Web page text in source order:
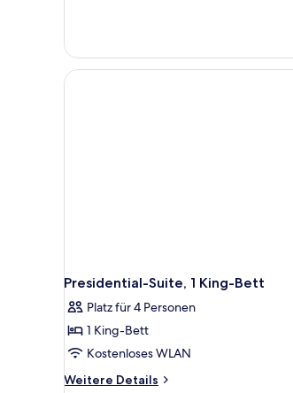
1 King-
Bett,
Stadtblick
Presidential-Suite, 1 King-Bett
Platz für 4 Personen
1 King-Bett
Kostenloses WLAN
Weitere Details
Weitere